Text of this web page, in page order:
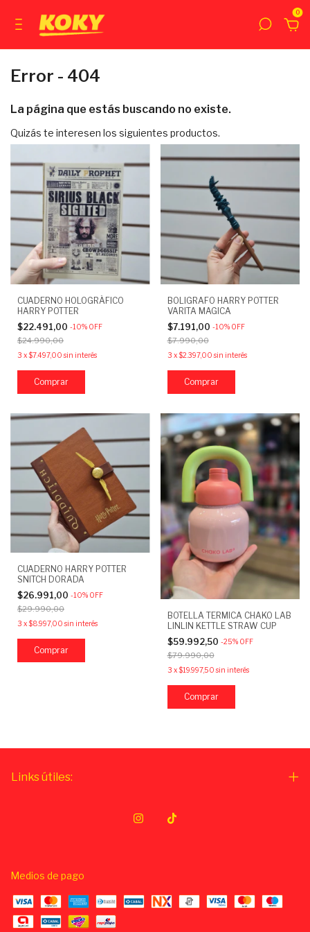
0
Error - 404
La página que estás buscando no existe.
Quizás te interesen los siguientes productos.
CUADERNO HOLOGRÁFICO
HARRY POTTER
$22.491,00 -10% OFF
$24.990,00
3 x$7.497,00 sin interés
BOLIGRAFO HARRY POTTER
VARITA MAGICA
$7.191,00 -10% OFF
$7.990,00
3 x$2.397,00 sin interés
CUADERNO HARRY POTTER
SNITCH DORADA
$26.991,00 -10% OFF
$29.990,00
3 x$8.997,00 sin interés
BOTELLA TERMICA CHAKO LAB
LINLIN KETTLE STRAW CUP
$59.992,50 -25% OFF
$79.990,00
3 x$19.997,50 sin interés
Links útiles:
Medios de pago